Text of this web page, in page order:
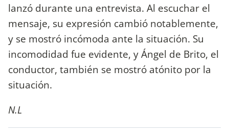
lanzó durante una entrevista. Al escuchar el
mensaje, su expresión cambió notablemente,
y se mostró incómoda ante la situación. Su
incomodidad fue evidente, y Ángel de Brito, el
conductor, también se mostró atónito por la
situación.
N.L